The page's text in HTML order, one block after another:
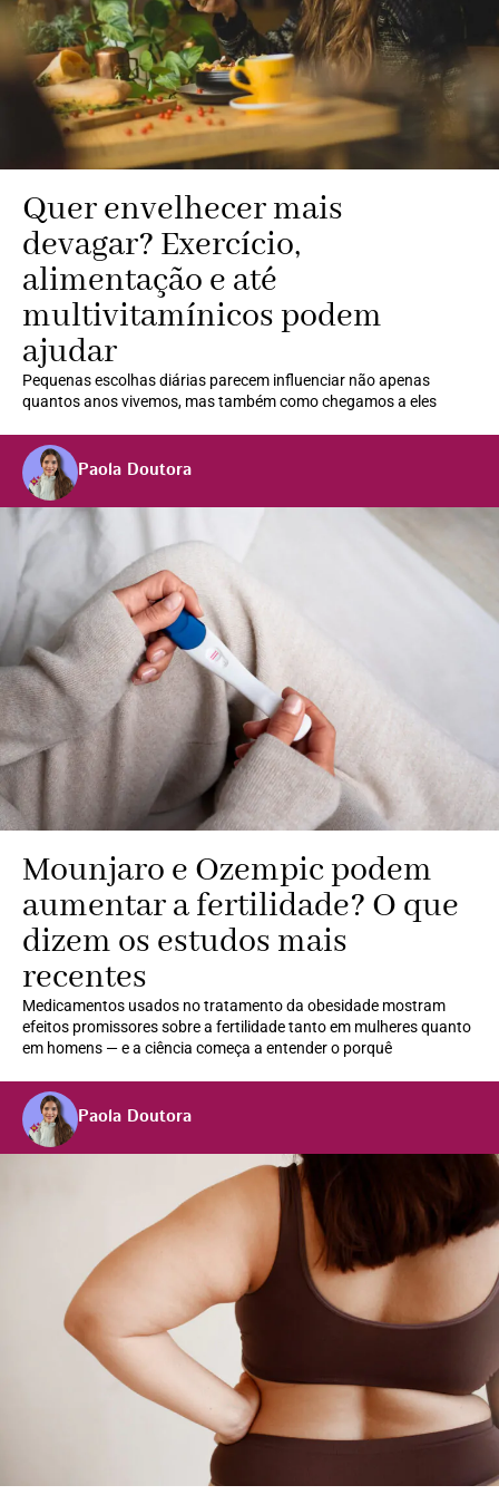
Quer envelhecer mais
devagar? Exercício,
alimentação e até
multivitamínicos podem
ajudar
Pequenas escolhas diárias parecem influenciar não apenas
quantos anos vivemos, mas também como chegamos a eles
Paola Doutora
Mounjaro e Ozempic podem
aumentar a fertilidade? O que
dizem os estudos mais
recentes
Medicamentos usados no tratamento da obesidade mostram
efeitos promissores sobre a fertilidade tanto em mulheres quanto
em homens — e a ciência começa a entender o porquê
Paola Doutora